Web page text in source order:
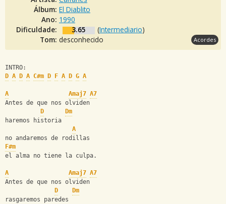
Álbum: El Diablito
Ano: 1990
Dificuldade:
3.65 (Intermediario)
Tom: desconhecido Acordes
INTRO:
D A D A C#m D F A D G A
A Amaj7 A7
Antes de que nos olviden
D
Dm
haremos historia
A
no andaremos de rodillas
F#m
el alma no tiene la culpa.
A Amaj7 A7
Antes de que nos olviden
D
Dm
rasgaremos paredes